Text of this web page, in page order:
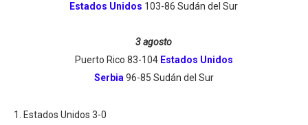
Estados Unidos 103-86 Sudán del Sur
3 agosto
Puerto Rico 83-104 Estados Unidos
Serbia 96-85 Sudán del Sur
Estados Unidos 3-0